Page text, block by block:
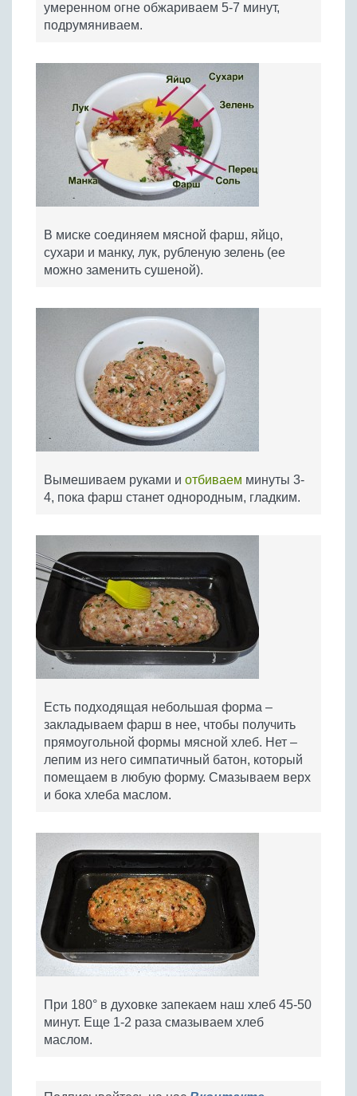
умеренном огне обжариваем 5-7 минут,
подрумяниваем.
В миске соединяем мясной фарш, яйцо,
сухари и манку, лук, рубленую зелень (ее
можно заменить сушеной).
Вымешиваем руками и отбиваем минуты 3-
4, пока фарш станет однородным, гладким.
Есть подходящая небольшая форма –
закладываем фарш в нее, чтобы получить
прямоугольной формы мясной хлеб. Нет –
лепим из него симпатичный батон, который
помещаем в любую форму. Смазываем верх
и бока хлеба маслом.
При 180° в духовке запекаем наш хлеб 45-50
минут. Еще 1-2 раза смазываем хлеб
маслом.